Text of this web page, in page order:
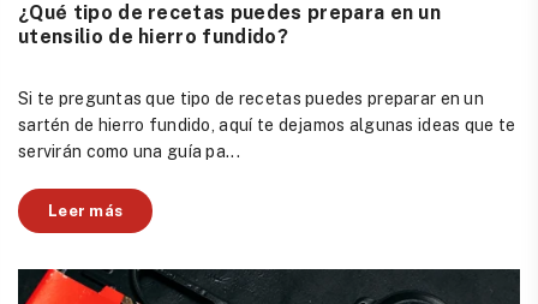
¿Qué tipo de recetas puedes prepara en un
utensilio de hierro fundido?
Si te preguntas que tipo de recetas puedes preparar en un
sartén de hierro fundido, aquí te dejamos algunas ideas que te
servirán como una guía pa...
Leer más